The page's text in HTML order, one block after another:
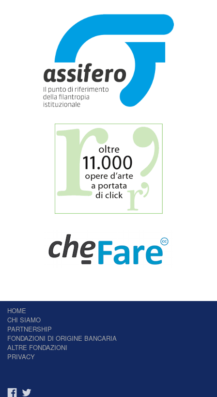
HOME
CHI SIAMO
PARTNERSHIP
FONDAZIONI DI ORIGINE BANCARIA
ALTRE FONDAZIONI
PRIVACY